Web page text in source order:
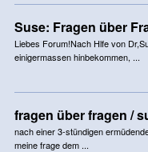
Suse: Fragen über
Liebes Forum!Nach Hlfe von
einigermassen hinbekommen, ...
fragen über fragen /
nach einer 3-stündigen
meine frage dem ...